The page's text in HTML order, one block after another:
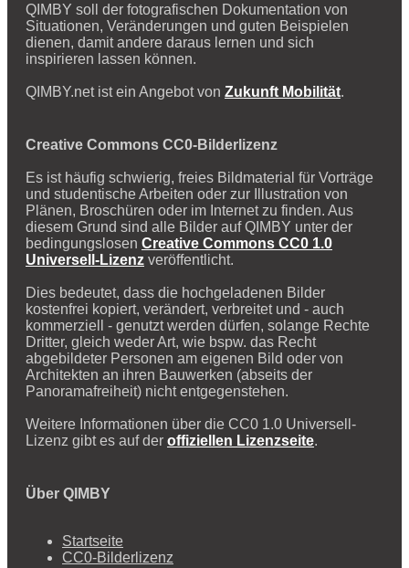
QIMBY soll der fotografischen Dokumentation von
Situationen, Veränderungen und guten Beispielen
dienen, damit andere daraus lernen und sich
inspirieren lassen können.
QIMBY.net ist ein Angebot von Zukunft Mobilität.
Creative Commons CC0-Bilderlizenz
Es ist häufig schwierig, freies Bildmaterial für Vorträge
und studentische Arbeiten oder zur Illustration von
Plänen, Broschüren oder im Internet zu finden. Aus
diesem Grund sind alle Bilder auf QIMBY unter der
bedingungslosen Creative Commons CC0 1.0
Universell-Lizenz veröffentlicht.
Dies bedeutet, dass die hochgeladenen Bilder
kostenfrei kopiert, verändert, verbreitet und - auch
kommerziell - genutzt werden dürfen, solange Rechte
Dritter, gleich weder Art, wie bspw. das Recht
abgebildeter Personen am eigenen Bild oder von
Architekten an ihren Bauwerken (abseits der
Panoramafreiheit) nicht entgegenstehen.
Weitere Informationen über die CC0 1.0 Universell-
Lizenz gibt es auf der offiziellen Lizenzseite.
Über QIMBY
Startseite
CC0-Bilderlizenz